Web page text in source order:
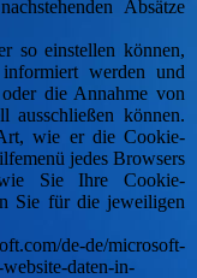
Absätze
so einstellen können,
werden und
die Annahme von
ausschließen können.
wie er die Cookie-
jedes Browsers
Sie Ihre Cookie-
Sie für die jeweiligen
de-de/microsoft-
daten-in-